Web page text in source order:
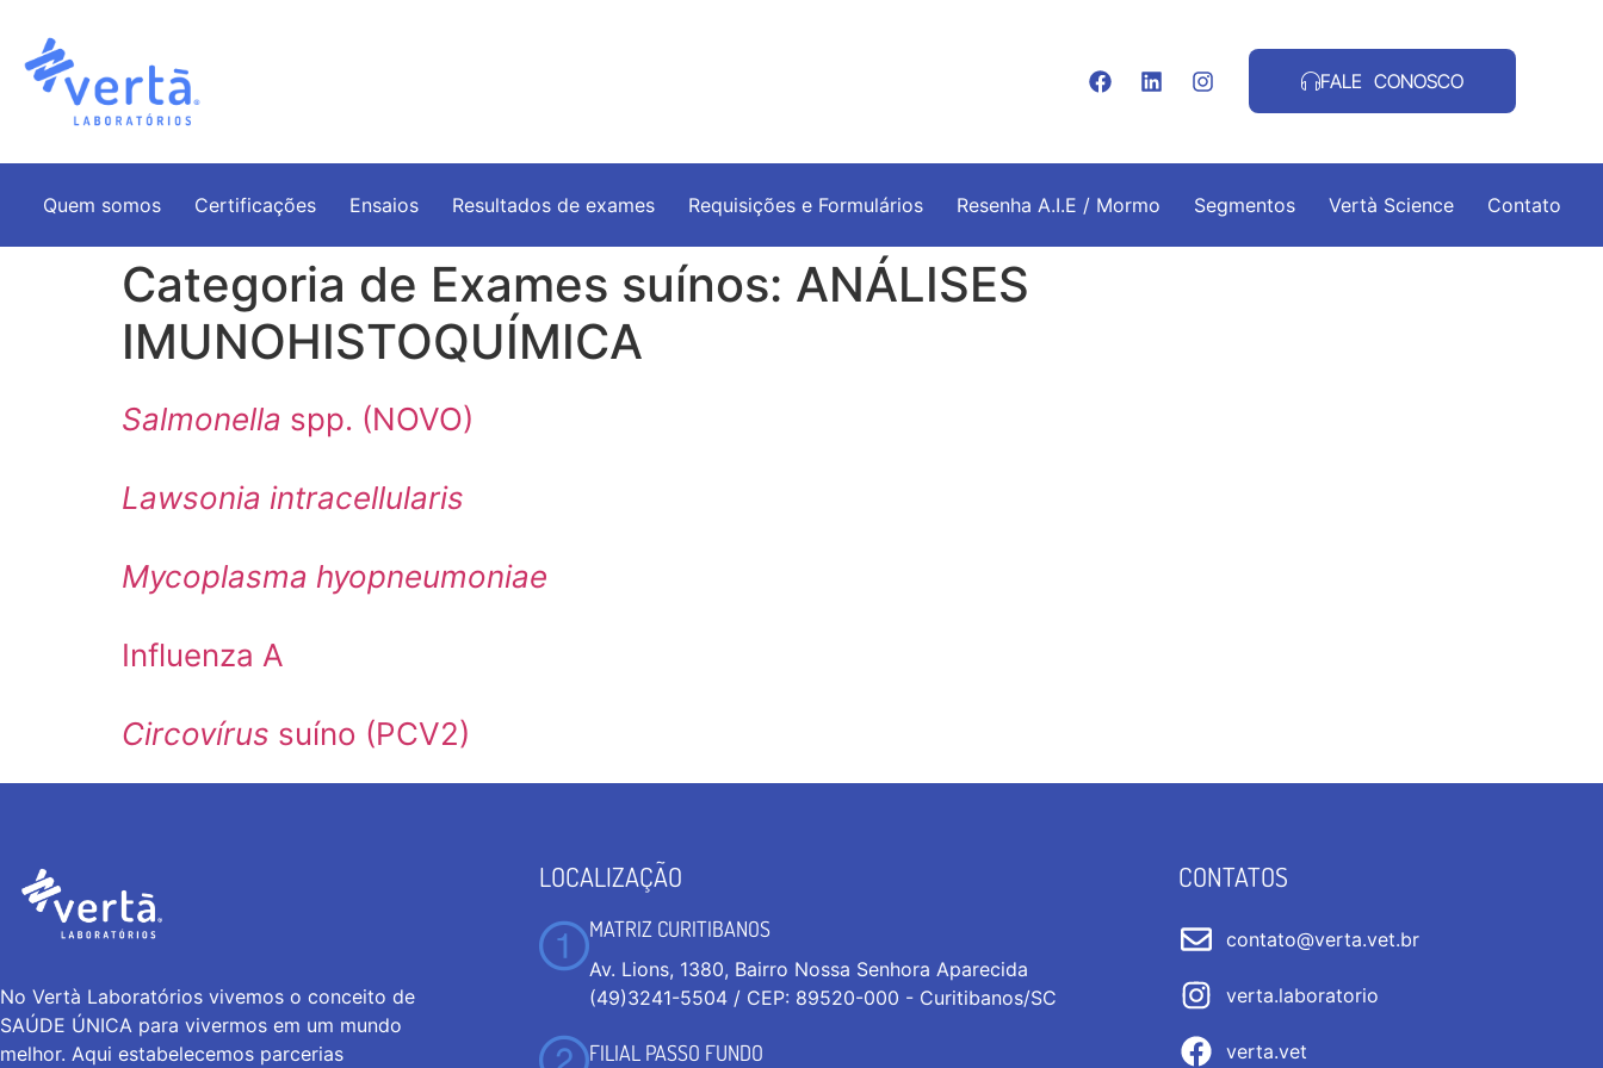
FALE CONOSCO
Quem somos Certificações Ensaios Resultados de exames Requisições e Formulários Resenha A.I.E / Mormo Segmentos Vertà Science Contato
Categoria de Exames suínos: ANÁLISES
IMUNOHISTOQUÍMICA
Salmonella spp. (NOVO)
Lawsonia intracellularis
Mycoplasma hyopneumoniae
Influenza A
Circovírus suíno (PCV2)
No Vertà Laboratórios vivemos o conceito de
SAÚDE ÚNICA para vivermos em um mundo
melhor. Aqui estabelecemos parcerias
LOCALIZAÇÃO
MATRIZ CURITIBANOS
Av. Lions, 1380, Bairro Nossa Senhora Aparecida
(49)3241-5504 / CEP: 89520-000 - Curitibanos/SC
FILIAL PASSO FUNDO
CONTATOS
contato@verta.vet.br
verta.laboratorio
verta.vet